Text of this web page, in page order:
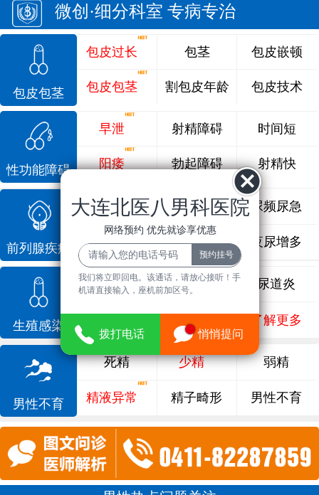
微创·细分科室 专病专治
包皮包茎
包皮过长
包皮包茎
包茎
割包皮年龄
包皮嵌顿
包皮技术
性功能障碍
早泄
阳痿
射精障碍
勃起障碍
时间短
射精快
前列腺疾病
前列腺炎 前列腺痛 尿频尿急
前列腺增生 排尿不畅 夜尿增多
生殖感染
龟头炎 睾丸炎 尿道炎
了解更多
男性不育
死精 少精 弱精
精液异常 精子畸形 男性不育
大连北医八男科医院
网络预约 优先就诊享优惠
我们将立即回电。该通话，请放心接听！手
机请直接输入，座机前加区号。
拨打电话 悄悄提问